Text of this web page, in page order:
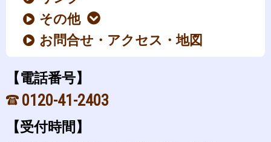
その他
お問合せ・アクセス・地図
【電話番号】
0120-41-2403
【受付時間】